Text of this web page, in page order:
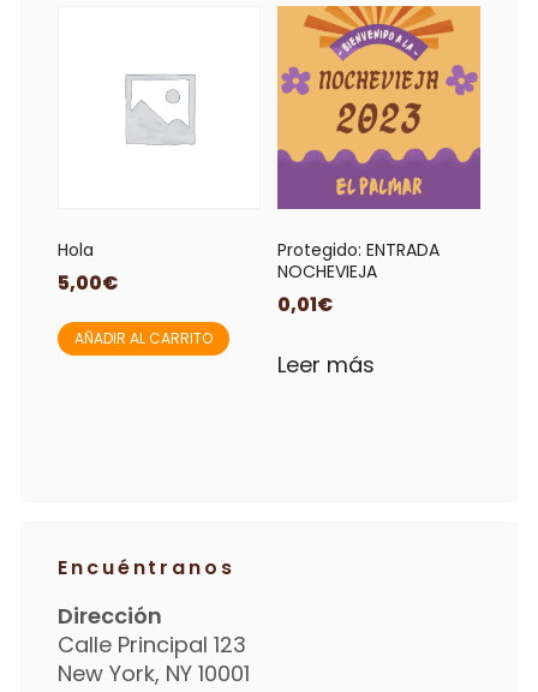
Hola
5,00€
AÑADIR AL CARRITO
Protegido: ENTRADA
NOCHEVIEJA
0,01€
Leer más
Encuéntranos
Dirección
Calle Principal 123
New York, NY 10001